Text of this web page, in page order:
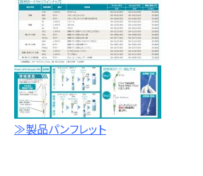
≫製品パンフレット